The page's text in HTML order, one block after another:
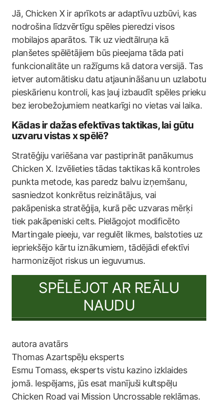
Jā, Chicken X ir aprīkots ar adaptīvu uzbūvi, kas
nodrošina līdzvērtīgu spēles pieredzi visos
mobilajos aparātos. Tik uz viedtālruņa kā
planšetes spēlētājiem būs pieejama tāda pati
funkcionalitāte un ražīgums kā datora versijā. Tas
ietver automātisku datu atjaunināšanu un uzlabotu
pieskārienu kontroli, kas ļauj izbaudīt spēles prieku
bez ierobežojumiem neatkarīgi no vietas vai laika.
Kādas ir dažas efektīvas taktikas, lai gūtu
uzvaru vistas x spēlē?
Stratēģiju variēšana var pastiprināt panākumus
Chicken X. Izvēlieties tādas taktikas kā kontroles
punkta metode, kas paredz balvu izņemšanu,
sasniedzot konkrētus reizinātājus, vai
pakāpeniska stratēģija, kurā pēc uzvaras mērķi
tiek pakāpeniski celts. Pielāgojot modificēto
Martingale pieeju, var regulēt likmes, balstoties uz
iepriekšējo kārtu iznākumiem, tādējādi efektīvi
harmonizējot riskus un ieguvumus.
SPĒLĒJOT AR REĀLU
NAUDU
Thomas Azartspēļu eksperts
Esmu Tomass, eksperts vistu kazino izklaides
jomā. Iespējams, jūs esat manījuši kultspēļu
Chicken Road vai Mission Uncrossable reklāmas.